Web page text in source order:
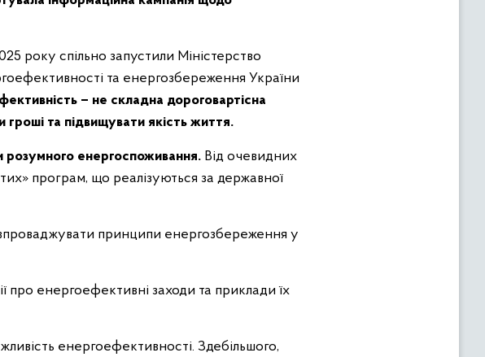
року спільно запустили Міністерство
та енергозбереження України
– не складна дороговартісна
гроші та підвищувати якість життя.
розумного енергоспоживання. Від очевидних
програм, що реалізуються за державної
принципи енергозбереження у
про енергоефективні заходи та приклади їх
енергоефективності. Здебільшого,